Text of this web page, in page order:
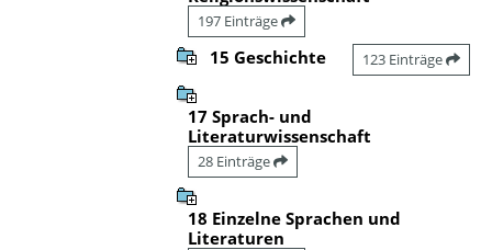
197 Einträge
15 Geschichte 123 Einträge
17 Sprach- und
Literaturwissenschaft
28 Einträge
18 Einzelne Sprachen und
Literaturen